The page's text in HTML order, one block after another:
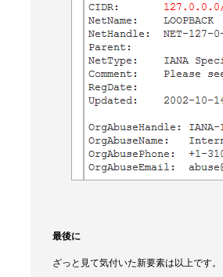
最後に
ざっと見て気付いた新要素は以上です。